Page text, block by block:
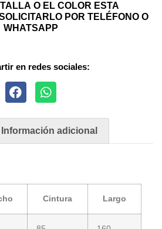
O EL COLOR ESTA
POR TELÉFONO O
WHATSAPP
en redes sociales:
Información adicional
Cintura Largo